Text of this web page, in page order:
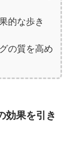
的な歩き
の質を高め
効果を引き